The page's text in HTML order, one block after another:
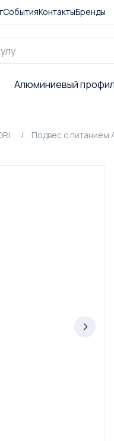
СобытияКонтактыБренды
Алюминиевый
Подвес с питанием